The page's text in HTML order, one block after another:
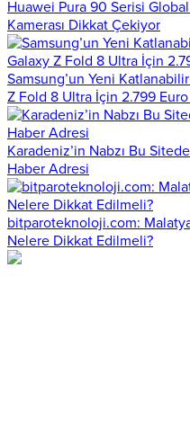
Huawei Pura 90 Serisi
Kamerası Dikkat Çekiyor
Samsung’un Yeni
Z Fold 8 Ultra İçin 2.799 Euro
Karadeniz’in Nabzı Bu
Haber Adresi
bitparoteknoloji.com:
Nelere Dikkat Edilmeli?